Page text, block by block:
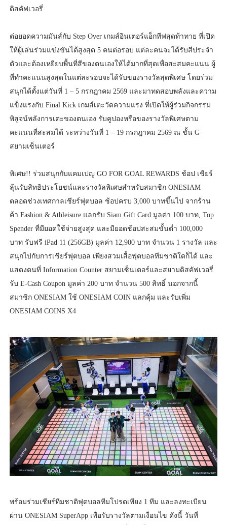
ดิสคัฟเวอรี่
ต่อยอดความมันส์กับ Step Over เกมส์อินเตอร์แอ็กทีฟสุดท้าทาย ที่เปิด
ให้ผู้เล่นร่วมแข่งขันได้สูงสุด 5 คนต่อรอบ แต่ละคนจะได้รับสีประจำ
ตัวและต้องเหยียบพื้นที่สีของตนเองให้ได้มากที่สุดเพื่อสะสมคะแนน ผู้
ที่ทำคะแนนสูงสุดในแต่ละรอบจะได้รับของรางวัลสุดพิเศษ โดยร่วม
สนุกได้ตั้งแต่วันที่ 1 – 5 กรกฎาคม 2569 และมาทดสอบพลังและความ
แข็งแรงกับ Final Kick เกมส์เตะวัดความแรง ที่เปิดให้ผู้ร่วมกิจกรรม
พิสูจน์พลังการเตะของตนเอง รับคูปองหรือของรางวัลพิเศษตาม
คะแนนที่สะสมได้ ระหว่างวันที่ 1 – 19 กรกฎาคม 2569 ณ ชั้น G
สยามเซ็นเตอร์
พิเศษ!! ร่วมสนุกกับแคมเปญ GO FOR GOAL REWARDS ช้อป เชียร์
ลุ้นรับสิทธิประโยชน์และรางวัลพิเศษสำหรับสมาชิก ONESIAM
ตลอดช่วงเทศกาลเชียร์ฟุตบอล ช้อปครบ 3,000 บาทขึ้นไป จากร้าน
ค้า Fashion & Athleisure แลกรับ Siam Gift Card มูลค่า 100 บาท, Top
Spender ที่มียอดใช้จ่ายสูงสุด และมียอดช้อปสะสมขั้นต่ำ 100,000
บาท รับฟรี iPad 11 (256GB) มูลค่า 12,900 บาท จำนวน 1 รางวัล และ
สนุกไปกับการเชียร์ฟุตบอล เพียงสวมเสื้อฟุตบอลทีมชาติใดก็ได้ และ
แสดงตนที่ Information Counter สยามเซ็นเตอร์และสยามดิสคัฟเวอรี่
รับ E-Cash Coupon มูลค่า 200 บาท จำนวน 500 สิทธิ์ นอกจากนี้
สมาชิก ONESIAM ใช้ ONESIAM COIN แลกคุ้ม และรับเพิ่ม
ONESIAM COINS X4
พร้อมร่วมเชียร์ทีมชาติฟุตบอลทีมโปรดเพียง 1 ทีม และลงทะเบียน
ผ่าน ONESIAM SuperApp เพื่อรับรางวัลตามเงื่อนไข ดังนี้ วันที่